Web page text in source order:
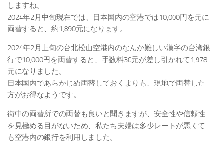
しますね。
2024年2月中旬現在では、日本国内の空港では10,000円を元に
両替すると、約1,890元になります。
2024年2月上旬の台北松山空港内のなんか難しい漢字の台湾銀
行で10,000円を両替すると、手数料30元が差し引かれて1,978
元になりました。
日本国内であらかじめ両替しておくよりも、現地で両替した
方がお得なようです。
街中の両替所での両替も良いと聞きますが、安全性や信頼性
を見極める目がないため、私たち夫婦は多少レートが悪くて
も空港内の銀行を利用しました。